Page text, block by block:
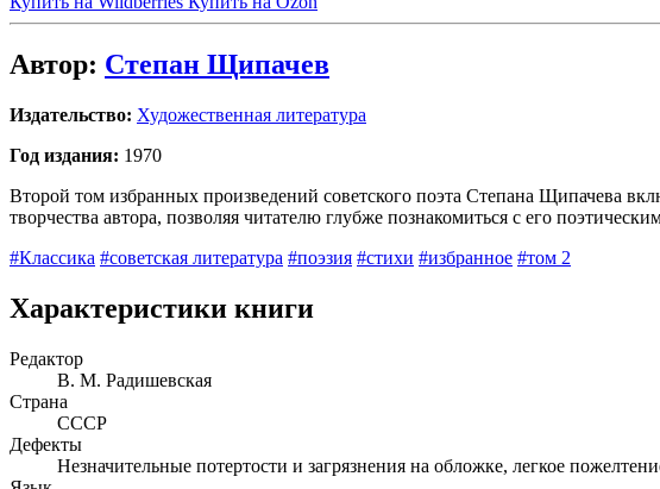
Автор: Степан Щипачев
Издательство: Художественная литература
Год издания: 1970
Второй том избранных произведений советского поэта Степана Щипачева
творчества автора, позволяя читателю глубже познакомиться с его
#Классика #советская литература #поэзия #стихи #избранное #том 2
Характеристики книги
Редактор
В. М. Радишевская
Страна
СССР
Дефекты
Незначительные потертости и загрязнения на обложке, легкое